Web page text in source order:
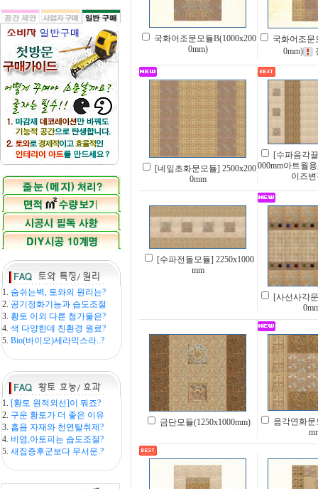
1. 숨쉬는벽, 토와의 원리는?
2. 공기정화기능과 습도조절
3.황토 이외 다른 첨가물은?
4.색 다양한데 친환경 원료?
5.Bio(바이오)세라믹스라..?
1. [황토 원적외선]이 뭐죠?
2. 구운 황토가 더 좋은 이유
3. 흡음 자재와 천연탈취제?
4. 비염,아토피는 습도조절?
5.새집증후군보다 무서운.?
국화어조문모듈B(1000x200
0mm)
국화어조문
0mm)
[네잎초화문모듈] 2500x200
0mm
[수파음각
000mm아트월
이즈
[수파전돌모듈] 2250x1000
mm
[사선사각
금단모듈(1250x1000mm)
음각연화문